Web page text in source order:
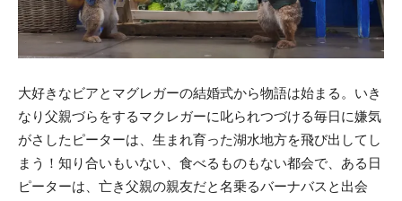
大好きなビアとマグレガーの結婚式から物語は始まる。いき
なり父親づらをするマクレガーに叱られつづける毎日に嫌気
がさしたピーターは、生まれ育った湖水地方を飛び出してし
まう！知り合いもいない、食べるものもない都会で、ある日
ピーターは、亡き父親の親友だと名乗るバーナバスと出会